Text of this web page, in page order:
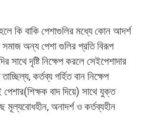
কি বাকি পেশাগুলির মধ্যে কোন আদর্শ
অন্য পেশা গুলির প্রতি বিরূপ
সাথে দৃষ্টি নিক্ষেপ করলে সেইপেশাদার
কর্তব্য গর্হিত বান নিক্ষেপ
বাদ দিয়ে) সাথে যুক্ত
মূল্যবোধহীন, অনাদর্শ ও কর্তব্যহীন